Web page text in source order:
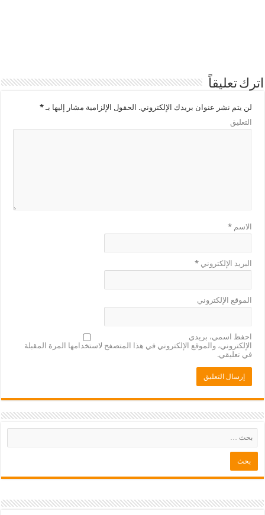
اترك تعليقاً
لن يتم نشر عنوان بريدك الإلكتروني. الحقول الإلزامية مشار إليها بـ*
التعليق
الاسم*
البريد الإلكتروني*
الموقع الإلكتروني
احفظ اسمي، بريدي
الإلكتروني، والموقع الإلكتروني في هذا المتصفح لاستخدامها المرة المقبلة
في تعليقي.